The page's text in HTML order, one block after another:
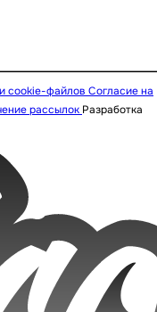
cookie-файлов Согласие на
рассылок Разработка